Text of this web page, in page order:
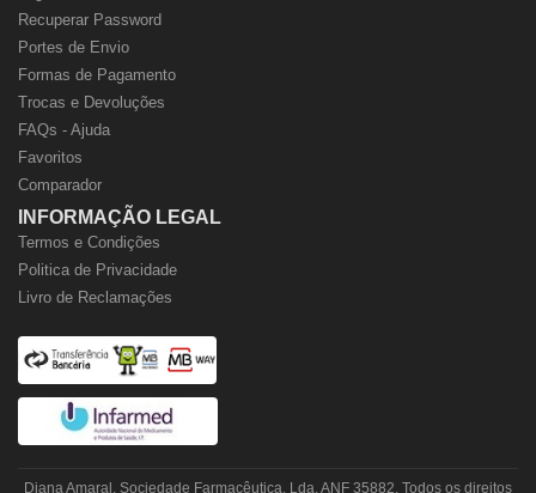
Recuperar Password
Portes de Envio
Formas de Pagamento
Trocas e Devoluções
FAQs - Ajuda
Favoritos
Comparador
INFORMAÇÃO LEGAL
Termos e Condições
Politica de Privacidade
Livro de Reclamações
Diana Amaral, Sociedade Farmacêutica, Lda. ANF 35882. Todos os direitos